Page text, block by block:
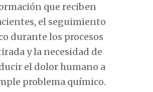
que reciben
el seguimiento
durante los procesos
y la necesidad de
el dolor humano a
problema químico.